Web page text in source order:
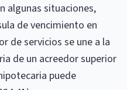
algunas situaciones,
de vencimiento en
de servicios se une a la
de un acreedor superior
puede